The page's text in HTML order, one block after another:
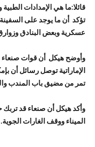
قائلا:ما هي الإمدادات
تؤكد أن ما يوجد على
عسكرية وبعض البنادق
وأوضح هيكل أن قوات صنعاء
الإماراتية توصل رسائل أن
تمر من مضيق باب المندب والتي
وأكد هيكل أن صنعاء قد تربك
الميناء ووقف الغارات الجوية.